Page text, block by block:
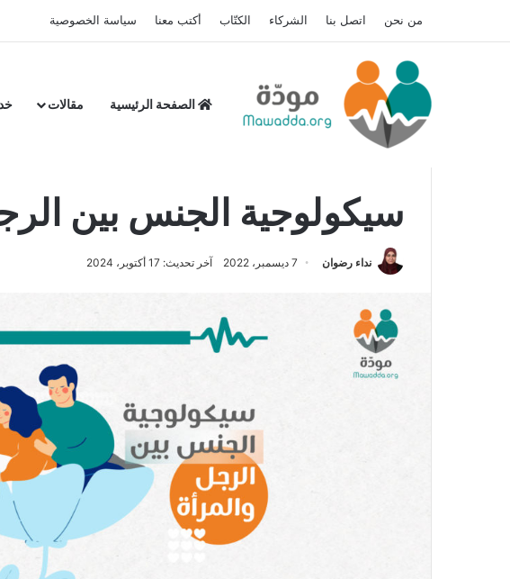
من نحن اتصل بنا الشركاء الكتّاب أكتب معنا سياسة الخصوصية
الصفحة الرئيسية مقالات
سيكولوجية الجنس بين
نداء رضوان 7 ديسمبر، 2022 آخر تحديث: 17 أكتوبر، 2024